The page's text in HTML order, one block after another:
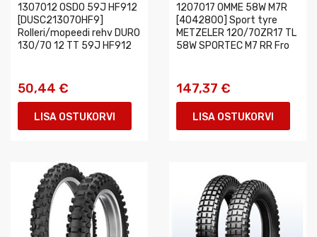
1307012 OSDO 59J HF912
[DUSC213070HF9]
Rolleri/mopeedi rehv DURO
130/70 12 TT 59J HF912
50,44 €
LISA OSTUKORVI
1207017 OMME 58W M7R
[4042800] Sport tyre
METZELER 120/70ZR17 TL
58W SPORTEC M7 RR Fro
147,37 €
LISA OSTUKORVI